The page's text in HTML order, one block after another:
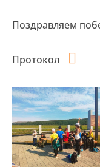
Поздравляем
Протокол